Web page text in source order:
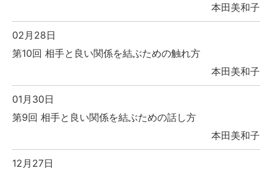
本田美和子
02月28日
第10回 相手と良い関係を結ぶための触れ方
本田美和子
01月30日
第9回 相手と良い関係を結ぶための話し方
本田美和子
12月27日